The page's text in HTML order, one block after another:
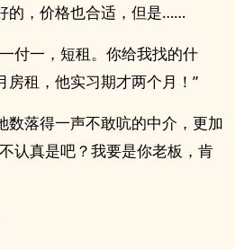
的，价格也合适，但是……
付一，短租。你给我找的什
房租，他实习期才两个月！”
数落得一声不敢吭的中介，更加
认真是吧？我要是你老板，肯